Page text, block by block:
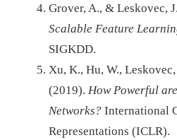
Grover, A., & Leskovec,
Scalable Feature
SIGKDD.
Xu, K., Hu, W.,
(2019). How Powerful
Networks? International
Representations (ICLR).